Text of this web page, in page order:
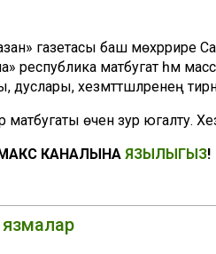
газетасы баш мөхәррире
республика матбугат һәм
дуслары, хезмәттәшләренең
матбугаты өчен зур югалту.
КАНАЛЫНА ЯЗЫЛЫГЫЗ!